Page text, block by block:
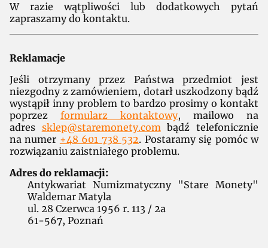
W razie wątpliwości lub dodatkowych pytań
zapraszamy do kontaktu.
Reklamacje
Jeśli otrzymany przez Państwa przedmiot jest
niezgodny z zamówieniem, dotarł uszkodzony bądź
wystąpił inny problem to bardzo prosimy o kontakt
poprzez formularz kontaktowy, mailowo na
adres sklep@staremonety.combądź telefonicznie
na numer +48 601 738 532. Postaramy się pomóc w
rozwiązaniu zaistniałego problemu.
Adres do reklamacji:
Antykwariat Numizmatyczny "Stare Monety"
Waldemar Matyla
ul. 28 Czerwca 1956 r. 113 / 2a
61-567, Poznań